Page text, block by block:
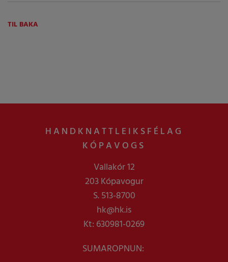
TIL BAKA
HANDKNATTLEIKSFÉLAG
KÓPAVOGS
Vallakór 12
203 Kópavogur
S. 513-8700
hk@hk.is
Kt: 630981-0269
SUMAROPNUN: